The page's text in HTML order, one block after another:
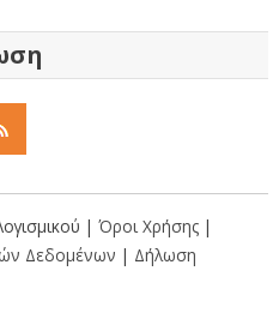
| Όροι Χρήσης |
Δεδομένων | Δήλωση